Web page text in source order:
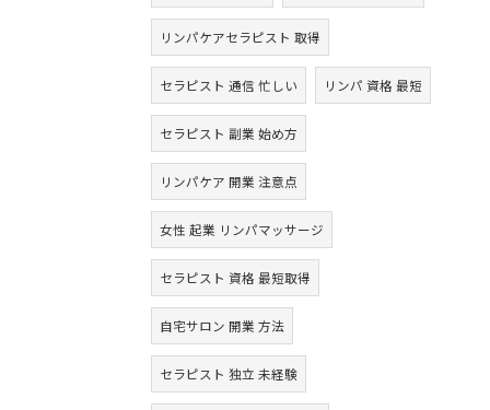
リンパケアセラピスト 取得
セラピスト 通信 忙しい リンパ 資格 最短
セラピスト 副業 始め方
リンパケア 開業 注意点
女性 起業 リンパマッサージ
セラピスト 資格 最短取得
自宅サロン 開業 方法
セラピスト 独立 未経験